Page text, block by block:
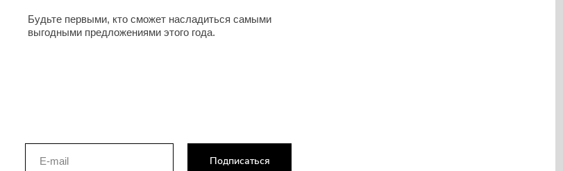
Подписаться
Будьте первыми, кто сможет насладиться самыми
выгодными предложениями этого года.